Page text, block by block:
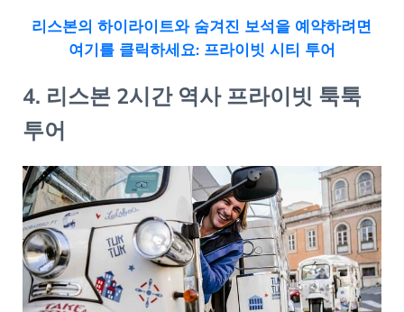
리스본의 하이라이트와 숨겨진 보석을 예약하려면
여기를 클릭하세요: 프라이빗 시티 투어
4. 리스본 2시간 역사 프라이빗 툭툭
투어